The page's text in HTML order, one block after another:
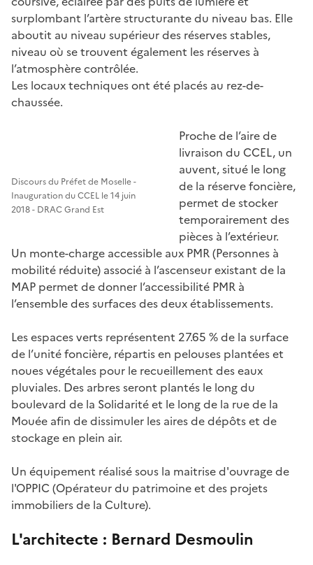
surplombant l’artère structurante du niveau bas. Elle
aboutit au niveau supérieur des réserves stables,
niveau où se trouvent également les réserves à
l’atmosphère contrôlée.
Les locaux techniques ont été placés au rez-de-
chaussée.
Discours du Préfet de Moselle -
Inauguration du CCEL le 14 juin
2018 - DRAC Grand Est
Proche de l’aire de
livraison du CCEL, un
auvent, situé le long
de la réserve foncière,
permet de stocker
temporairement des
pièces à l’extérieur.
Un monte-charge accessible aux PMR (Personnes à
mobilité réduite) associé à l’ascenseur existant de la
MAP permet de donner l’accessibilité PMR à
l’ensemble des surfaces des deux établissements.
Les espaces verts représentent 27.65 % de la surface
de l’unité foncière, répartis en pelouses plantées et
noues végétales pour le recueillement des eaux
pluviales. Des arbres seront plantés le long du
boulevard de la Solidarité et le long de la rue de la
Mouée afin de dissimuler les aires de dépôts et de
stockage en plein air.
Un équipement réalisé sous la maitrise d'ouvrage de
l'OPPIC (Opérateur du patrimoine et des projets
immobiliers de la Culture).
L'architecte : Bernard Desmoulin